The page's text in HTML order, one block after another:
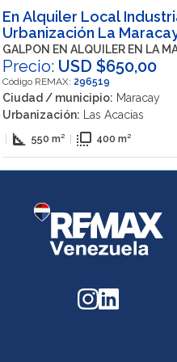
En Alquiler Local
Urbanización La
GALPON EN ALQUILER EN LA
Precio: USD $650,00
Código REMAX: 296519
Ciudad / municipio: Maracay
Urbanización: Las Acacias
square_foot 550 m² flip_to_front 400 m²